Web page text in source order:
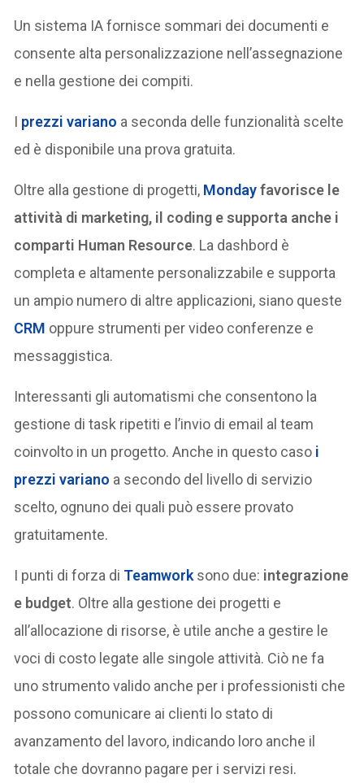
Un sistema IA fornisce sommari dei documenti e
consente alta personalizzazione nell’assegnazione
e nella gestione dei compiti.
I prezzi variano a seconda delle funzionalità scelte
ed è disponibile una prova gratuita.
Oltre alla gestione di progetti, Mondayfavorisce le
attività di marketing, il coding e supporta anche i
comparti Human Resource. La dashbord è
completa e altamente personalizzabile e supporta
un ampio numero di altre applicazioni, siano queste
CRM oppure strumenti per video conferenze e
messaggistica.
Interessanti gli automatismi che consentono la
gestione di task ripetiti e l’invio di email al team
coinvolto in un progetto. Anche in questo caso i
prezzi variano a secondo del livello di servizio
scelto, ognuno dei quali può essere provato
gratuitamente.
I punti di forza di Teamwork sono due: integrazione
e budget. Oltre alla gestione dei progetti e
all’allocazione di risorse, è utile anche a gestire le
voci di costo legate alle singole attività. Ciò ne fa
uno strumento valido anche per i professionisti che
possono comunicare ai clienti lo stato di
avanzamento del lavoro, indicando loro anche il
totale che dovranno pagare per i servizi resi.